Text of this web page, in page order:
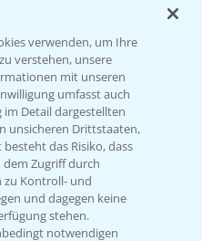
verwenden, um Ihre
verstehen, unsere
mit unseren
umfasst auch
Detail dargestellten
unsicheren Drittstaaten,
das Risiko, dass
Zugriff durch
zu Kontroll- und
und dagegen keine
stehen.
notwendigen